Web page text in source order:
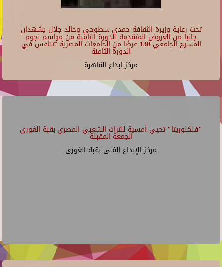
تحت رعاية وزيرة الثقافة حمدي سطوحي وخالد جلال يشهدان
جانبا من العروض المتقدمة للدورة الثامنة من مواسم نجوم
المسرح الجامعي 130 عرضًا من الجامعات المصرية تتنافس في
الدورة الثامنة
مركز ابداع القاهرة
"فلكلوريتا" تحيي أمسية للتراث الشعبي المصري بقبة الغوري
الجمعة المقبلة
مركز الإبداع الفنى بقبة الغورى